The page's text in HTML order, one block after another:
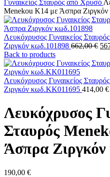
Γυναικείος Σταυρός από Χρυσό
Menekou Κ14 με Άσπρα
Λευκόχρυσος Γυναικείος
Ζιργκόν κωδ.101898 662,00€
Back to products
Λευκόχρυσος Γυναικείος
Ζιργκόν κωδ.ΚΚ011695 414,00 €
Λευκόχρυσος
Σταυρός
Άσπρα
190,00 €